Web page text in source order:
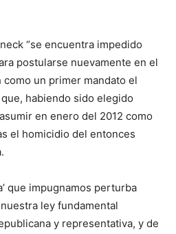
“se encuentra impedido
postularse nuevamente en el
como un primer mandato el
habiendo sido elegido
en enero del 2012 como
el homicidio del entonces
que impugnamos perturba
ley fundamental
y representativa, y de